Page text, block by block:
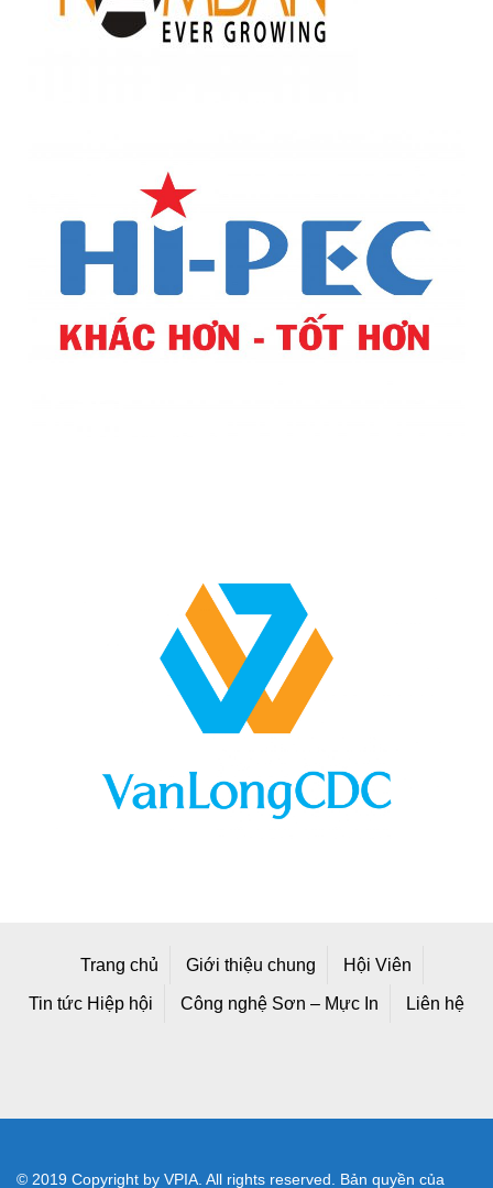
Trang chủ Giới thiệu chung Hội Viên
Tin tức Hiệp hội Công nghệ Sơn – Mực In Liên hệ
© 2019 Copyright by VPIA. All rights reserved. Bản quyền của